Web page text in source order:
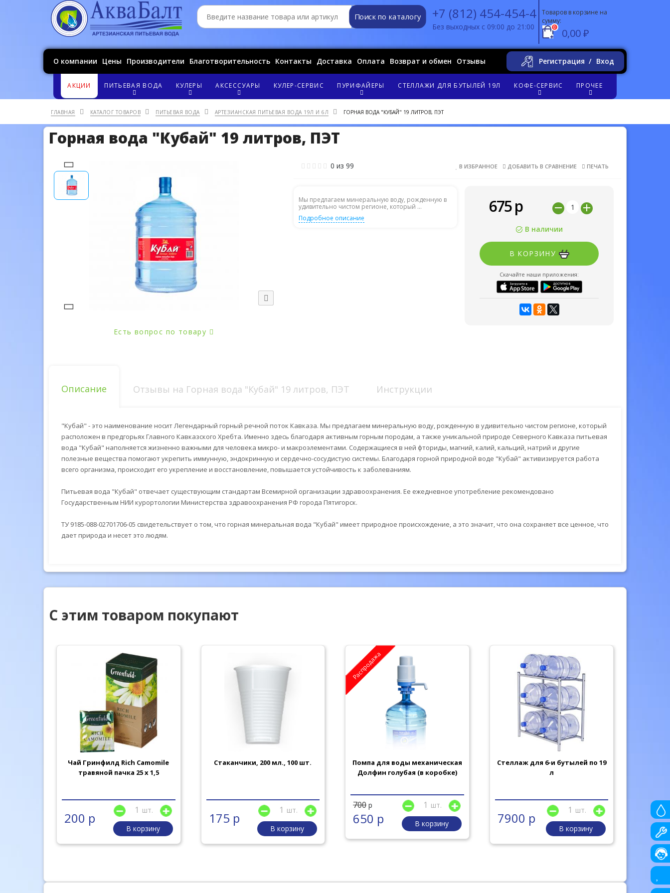
Поиск по каталогу +7 (812) 454-454-4
Без выходных с 09:00 до 21:00
Товаров в корзине на
сумму:
0 0,00 ₽
О компании Цены Производители Благотворительность Контакты Доставка Оплата Возврат и обмен Отзывы Регистрация Вход
АКЦИИ ПИТЬЕВАЯ ВОДА КУЛЕРЫ АКСЕССУАРЫ КУЛЕР-СЕРВИС ПУРИФАЙЕРЫ СТЕЛЛАЖИ ДЛЯ БУТЫЛЕЙ 19Л КОФЕ-СЕРВИС ПРОЧЕЕ
ГЛАВНАЯ КАТАЛОГ ТОВАРОВ ПИТЬЕВАЯ ВОДА АРТЕЗИАНСКАЯ ПИТЬЕВАЯ ВОДА 19Л И 6Л ГОРНАЯ ВОДА "КУБАЙ" 19 ЛИТРОВ, ПЭТ
Горная вода "Кубай" 19 литров, ПЭТ
Есть вопрос по товару
0 из 99 В ИЗБРАННОЕ ДОБАВИТЬ В СРАВНЕНИЕ ПЕЧАТЬ
Мы предлагаем минеральную воду, рожденную в
удивительно чистом регионе, который ...
Подробное описание
675р
В наличии
В КОРЗИНУ
Скачайте наши приложения:
Описание Отзывы на Горная вода "Кубай" 19 литров, ПЭТ Инструкции
"Кубай" - это наименование носит Легендарный горный речной поток Кавказа. Мы предлагаем минеральную воду, рожденную в удивительно чистом регионе, который
расположен в предгорьях Главного Кавказского Хребта. Именно здесь благодаря активным горным породам, а также уникальной природе Северного Кавказа питьевая
вода "Кубай" наполняется жизненно важными для человека микро- и макроэлементами. Содержащиеся в ней фториды, магний, калий, кальций, натрий и другие
полезные вещества помогают укрепить иммунную, эндокринную и сердечно-сосудистую системы. Благодаря горной природной воде "Кубай" активизируется работа
всего организма, происходит его укрепление и восстановление, повышается устойчивость к заболеваниям.
Питьевая вода "Кубай" отвечает существующим стандартам Всемирной организации здравоохранения. Ее ежедневное употребление рекомендовано
Государственным НИИ курортологии Министерства здравоохранения РФ города Пятигорск.
ТУ 9185-088-02701706-05 свидетельствует о том, что горная минеральная вода "Кубай" имеет природное происхождение, а это значит, что она сохраняет все ценное, что
дает природа и несет это людям.
С этим товаром покупают
Чай Гринфилд Rich Camomile
травяной пачка 25 х 1,5
200 р
шт.
В корзину
Стаканчики, 200 мл., 100 шт.
175 р
шт.
В корзину
Распродажа
Помпа для воды механическая
Долфин голубая (в коробке)
700 р
650 р
шт.
В корзину
Стеллаж для 6-и бутылей по 19
л
7900 р
шт.
В корзину
200